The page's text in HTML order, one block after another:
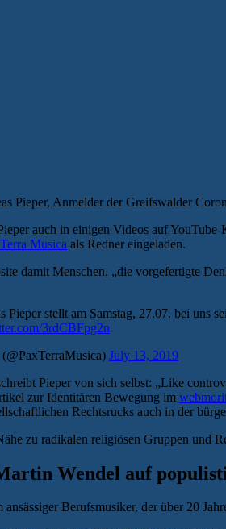
Pieper, Anmelder der Greifswalder
auch in einigen Videos auf
Musica als Redner eingeladen.
damit Menschen, „die vorgefertigte
Pieper stellt am Samstag, 27.07. bei uns
3rdCBFpg2n
July 13, 2019
Pieper von sich selbst: „Like
zur Identitären Bewegung im
Rechtsrucks auch in der
zu radikalen religiösen Gruppen und
Wendel auf
Berufsmusiker, der über 20